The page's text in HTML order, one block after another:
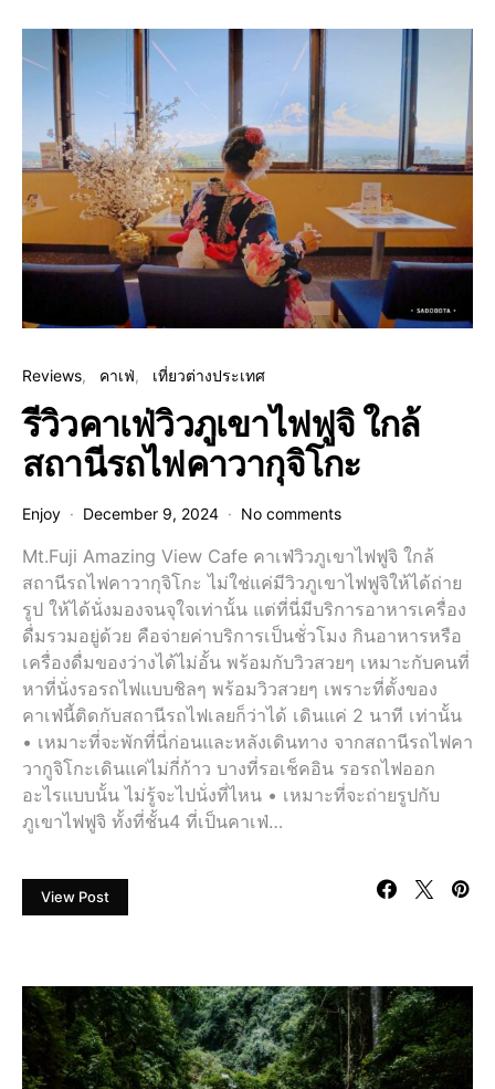
Reviews คาเฟ่ เที่ยวต่างประเทศ
รีวิวคาเฟ่วิวภูเขาไฟฟูจิ ใกล้
สถานีรถไฟคาวากุจิโกะ
Enjoy December 9, 2024 No comments
Mt.Fuji Amazing View Cafe คาเฟ่วิวภูเขาไฟฟูจิ ใกล้
สถานีรถไฟคาวากุจิโกะ ไม่ใช่แค่มีวิวภูเขาไฟฟูจิให้ได้ถ่าย
รูป ให้ได้นั่งมองจนจุใจเท่านั้น แต่ที่นี่มีบริการอาหารเครื่อง
ดื่มรวมอยู่ด้วย คือจ่ายค่าบริการเป็นชั่วโมง กินอาหารหรือ
เครื่องดื่มของว่างได้ไม่อั้น พร้อมกับวิวสวยๆ เหมาะกับคนที่
หาที่นั่งรอรถไฟแบบชิลๆ พร้อมวิวสวยๆ เพราะที่ตั้งของ
คาเฟ่นี้ติดกับสถานีรถไฟเลยก็ว่าได้ เดินแค่ 2 นาที เท่านั้น
• เหมาะที่จะพักที่นี่ก่อนและหลังเดินทาง จากสถานีรถไฟคา
วากูจิโกะเดินแค่ไม่กี่ก้าว บางที่รอเช็คอิน รอรถไฟออก
อะไรแบบนั้น ไม่รู้จะไปนั่งที่ไหน • เหมาะที่จะถ่ายรูปกับ
ภูเขาไฟฟูจิ ทั้งที่ชั้น4 ที่เป็นคาเฟ่…
View Post